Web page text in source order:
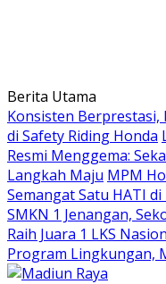
Langsung
ke
konten
Berita Utama
Konsisten Berprestasi,
di Safety Riding Honda
Resmi Menggema:
Langkah Maju MPM
Semangat Satu HATI di
SMKN 1 Jenangan,
Raih Juara 1 LKS
Program Lingkungan,